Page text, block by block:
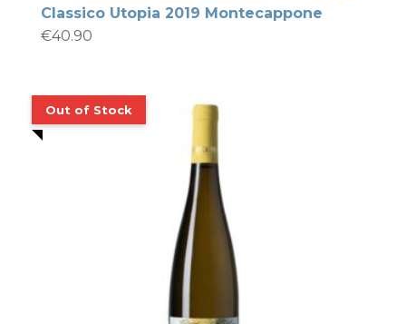
Classico Utopia 2019 Montecappone
€40.90